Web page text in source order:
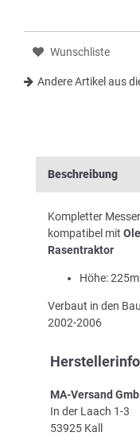
Wunschliste
Andere Artikel aus
Beschreibung
Kompletter
kompatibel mit
Rasentraktor
Höhe:
Verbaut in den
2002-2006
MA-Versand
In der Laach 1-3
53925 Kall